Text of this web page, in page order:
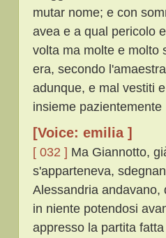
mutar nome; e con
avea e a qual pericolo
volta ma molte e molto
era, secondo
adunque, e mal vestiti
insieme
[Voice: emilia ]
[ 032 ] Ma Giannotto,
s'apparteneva,
Alessandria
in niente potendosi
appresso la partita